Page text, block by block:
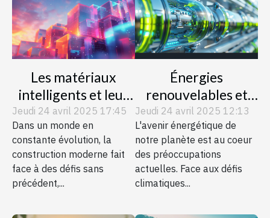
Les matériaux
intelligents et leur
potentiel pour
transformer la
construction
moderne
Jeudi 24 avril 2025 17:45
Dans un monde en
constante évolution, la
construction moderne fait
face à des défis sans
précédent,...
Énergies
renouvelables et
stockage d'énergie
perspectives et
technologies
d'avenir
Jeudi 24 avril 2025 12:13
L'avenir énergétique de
notre planète est au coeur
des préoccupations
actuelles. Face aux défis
climatiques...